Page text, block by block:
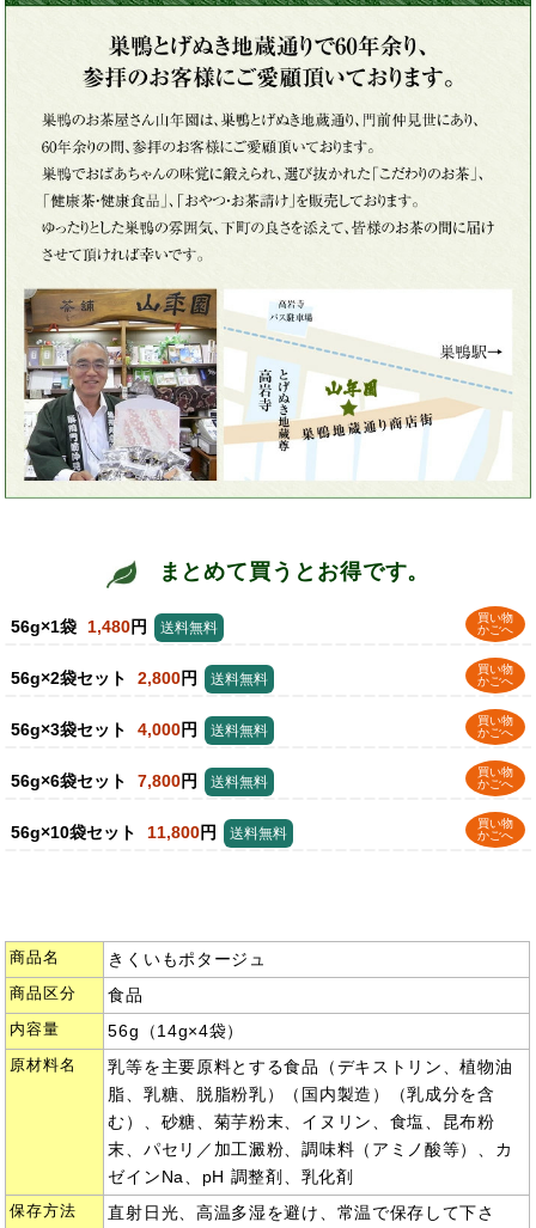
まとめて買うとお得です。
56g×1袋 1,480円
買い物
かごへ
送料無料
56g×2袋セット 2,800円
買い物
かごへ
送料無料
56g×3袋セット 4,000円
買い物
かごへ
送料無料
56g×6袋セット 7,800円
買い物
かごへ
送料無料
56g×10袋セット 11,800円
買い物
かごへ
送料無料
商品名 きくいもポタージュ
商品区分 食品
内容量 56g（14g×4袋）
原材料名
乳等を主要原料とする食品（デキストリン、植物油
脂、乳糖、脱脂粉乳）（国内製造）（乳成分を含
む）、砂糖、菊芋粉末、イヌリン、食塩、昆布粉
末、パセリ／加工澱粉、調味料（アミノ酸等）、カ
ゼインNa、pH 調整剤、乳化剤
保存方法
直射日光、高温多湿を避け、常温で保存して下さ